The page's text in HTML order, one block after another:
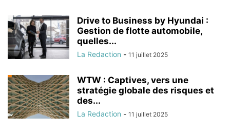
Drive to Business by Hyundai :
Gestion de flotte automobile,
quelles...
La Redaction - 11 juillet 2025
WTW : Captives, vers une
stratégie globale des risques et
des...
La Redaction - 11 juillet 2025